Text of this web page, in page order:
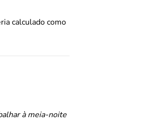
calculado como
à meia-noite